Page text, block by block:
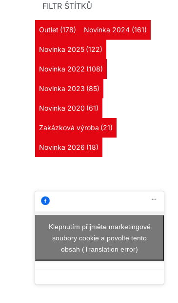
FILTR ŠTÍTKŮ
Outlet (178) Novinka 2024 (161)
Novinka 2025 (122)
Novinka 2022 (108)
Novinka 2023 (85)
Novinka 2020 (61)
Zakázková výroba (21)
Novinka 2026 (18)
Klepnutím přijměte marketingové
soubory cookie a povolte tento
obsah (Translation error)